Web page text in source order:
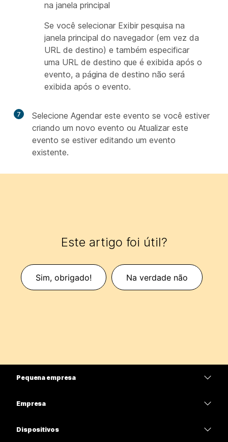
na janela principal
Se você selecionar Exibir pesquisa na
janela principal do navegador (em vez da
URL de destino) e também especificar
uma URL de destino que é exibida após o
evento, a página de destino não será
exibida após o evento.
7
Selecione Agendar este evento se você estiver
criando um novo evento ou Atualizar este
evento se estiver editando um evento
existente.
Este artigo foi útil?
Sim, obrigado! Na verdade não
Pequena empresa
Empresa
Dispositivos